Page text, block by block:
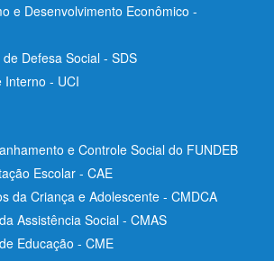
e Desenvolvimento Econômico -
Defesa Social - SDS
Interno - UCI
e Controle Social do FUNDEB
Escolar - CAE
da Criança e Adolescente - CMDCA
Assistência Social - CMAS
Educação - CME